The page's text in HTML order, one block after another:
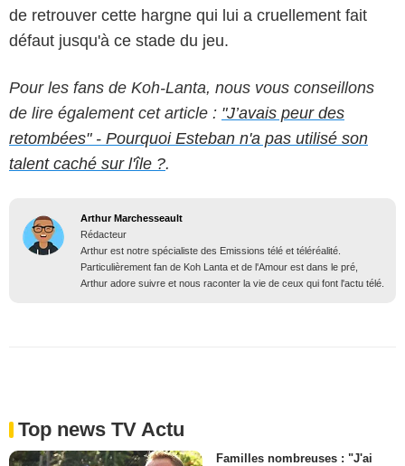
de retrouver cette hargne qui lui a cruellement fait
défaut jusqu'à ce stade du jeu.
Pour les fans de Koh-Lanta, nous vous conseillons
de lire également cet article : "J’avais peur des
retombées" - Pourquoi Esteban n'a pas utilisé son
talent caché sur l'île ?.
Arthur Marchesseault
Rédacteur
Arthur est notre spécialiste des Emissions télé et téléréalité.
Particulièrement fan de Koh Lanta et de l'Amour est dans le pré,
Arthur adore suivre et nous raconter la vie de ceux qui font l'actu télé.
Top news TV Actu
Familles nombreuses : "J'ai